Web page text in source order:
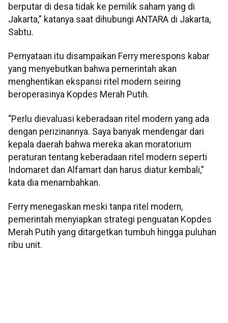
berputar di desa tidak ke pemilik saham yang di
Jakarta,” katanya saat dihubungi ANTARA di Jakarta,
Sabtu.
Pernyataan itu disampaikan Ferry merespons kabar
yang menyebutkan bahwa pemerintah akan
menghentikan ekspansi ritel modern seiring
beroperasinya Kopdes Merah Putih.
“Perlu dievaluasi keberadaan ritel modern yang ada
dengan perizinannya. Saya banyak mendengar dari
kepala daerah bahwa mereka akan moratorium
peraturan tentang keberadaan ritel modern seperti
Indomaret dan Alfamart dan harus diatur kembali,”
kata dia menambahkan.
Ferry menegaskan meski tanpa ritel modern,
pemerintah menyiapkan strategi penguatan Kopdes
Merah Putih yang ditargetkan tumbuh hingga puluhan
ribu unit.